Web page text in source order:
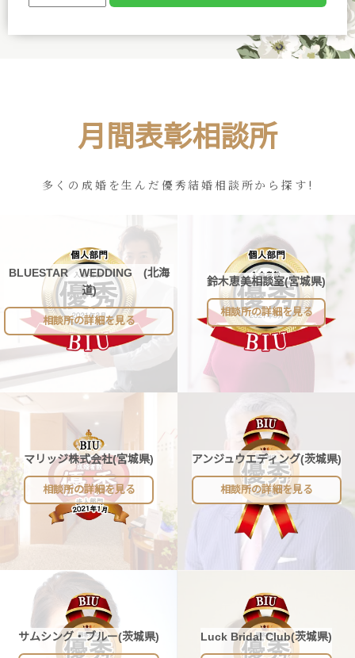
月間表彰相談所
多くの成婚を生んだ優秀結婚相談所から探す!
BLUESTAR WEDDING (北海
道)
相談所の詳細を見る
鈴木恵美相談室(宮城県)
相談所の詳細を見る
マリッジ株式会社(宮城県)
相談所の詳細を見る
アンジュウエディング(茨城県)
相談所の詳細を見る
サムシング・ブルー(茨城県) Luck Bridal Club(茨城県)